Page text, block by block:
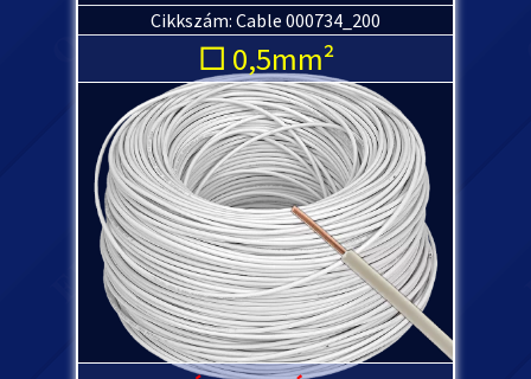
Cikkszám: Cable 000734_200
□ 0,5mm²